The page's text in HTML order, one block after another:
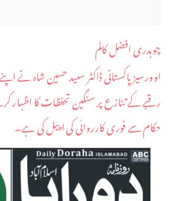
چوہدری افضل کالم
اوورسیز پاکستانی ڈاکٹر سعید حسین شاہ نے
رقبے کے تنازع پر سنگین تحفظات کا اظہار
حکام سے فوری کارروائی کی اپیل کی ہے۔